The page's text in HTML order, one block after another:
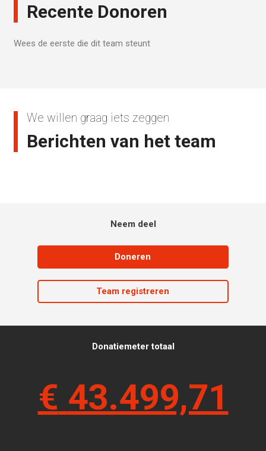
Recente Donoren
Wees de eerste die dit team steunt
We willen graag iets zeggen
Berichten van het team
Neem deel
Doneren
Team registreren
Donatiemeter totaal
€ 43.499,71